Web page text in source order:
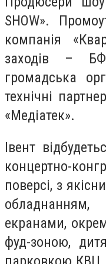
SHOW».
компанія
заходів –
громадська
технічні
«Медіатек».
Івент
концертно-
поверсі, з
обладнанням,
екранами,
фуд-зоною,